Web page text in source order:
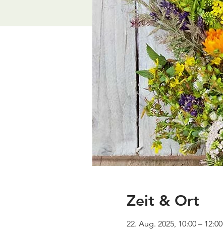
Zeit & Ort
22. Aug. 2025, 10:00 – 12:00